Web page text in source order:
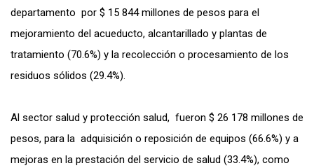
departamento por $ 15 844 millones de pesos para el
mejoramiento del acueducto, alcantarillado y plantas de
tratamiento (70.6%) y la recolección o procesamiento de los
residuos sólidos (29.4%).
Al sector salud y protección salud, fueron $ 26 178 millones de
pesos, para la adquisición o reposición de equipos (66.6%) y a
mejoras en la prestación del servicio de salud (33.4%), como